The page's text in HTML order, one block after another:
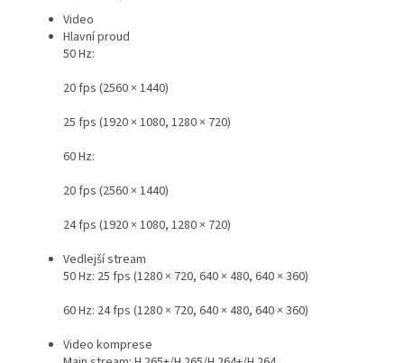
Video
Hlavní proud
50 Hz:
20 fps (2560 × 1440)
25 fps (1920 × 1080, 1280 × 720)
60 Hz:
20 fps (2560 × 1440)
24 fps (1920 × 1080, 1280 × 720)
Vedlejší stream
50 Hz: 25 fps (1280 × 720, 640 × 480, 640 × 360)
60 Hz: 24 fps (1280 × 720, 640 × 480, 640 × 360)
Video komprese